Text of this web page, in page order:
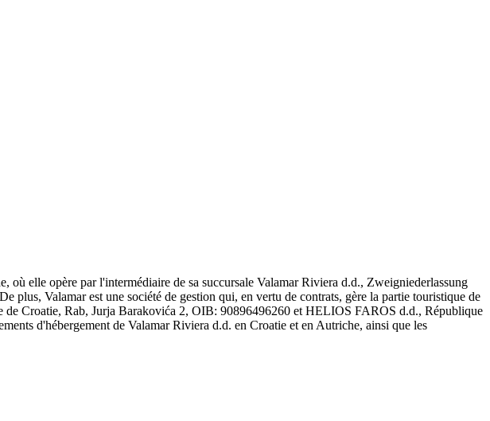
elle opère par l'intermédiaire de sa succursale Valamar Riviera d.d., Zweigniederlassung
Valamar est une société de gestion qui, en vertu de contrats, gère la partie touristique de
de Croatie, Rab, Jurja Barakovića 2, OIB: 90896496260 et HELIOS FAROS d.d., République
d'hébergement de Valamar Riviera d.d. en Croatie et en Autriche, ainsi que les